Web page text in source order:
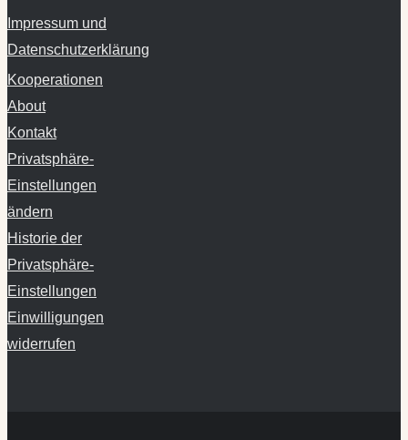
Impressum und
Datenschutzerklärung
Kooperationen
About
Kontakt
Privatsphäre-
Einstellungen
ändern
Historie der
Privatsphäre-
Einstellungen
Einwilligungen
widerrufen